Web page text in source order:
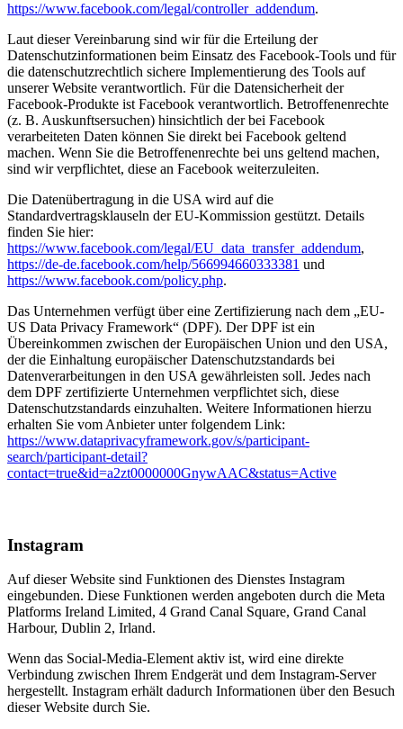
https://www.facebook.com/legal/controller_addendum.
Laut dieser Vereinbarung sind wir für die Erteilung der
Datenschutzinformationen beim Einsatz des Facebook-Tools und für
die datenschutzrechtlich sichere Implementierung des Tools auf
unserer Website verantwortlich. Für die Datensicherheit der
Facebook-Produkte ist Facebook verantwortlich. Betroffenenrechte
(z. B. Auskunftsersuchen) hinsichtlich der bei Facebook
verarbeiteten Daten können Sie direkt bei Facebook geltend
machen. Wenn Sie die Betroffenenrechte bei uns geltend machen,
sind wir verpflichtet, diese an Facebook weiterzuleiten.
Die Datenübertragung in die USA wird auf die
Standardvertragsklauseln der EU-Kommission gestützt. Details
finden Sie hier:
https://www.facebook.com/legal/EU_data_transfer_addendum,
https://de-de.facebook.com/help/566994660333381 und
https://www.facebook.com/policy.php.
Das Unternehmen verfügt über eine Zertifizierung nach dem „EU-
US Data Privacy Framework“ (DPF). Der DPF ist ein
Übereinkommen zwischen der Europäischen Union und den USA,
der die Einhaltung europäischer Datenschutzstandards bei
Datenverarbeitungen in den USA gewährleisten soll. Jedes nach
dem DPF zertifizierte Unternehmen verpflichtet sich, diese
Datenschutzstandards einzuhalten. Weitere Informationen hierzu
erhalten Sie vom Anbieter unter folgendem Link:
https://www.dataprivacyframework.gov/s/participant-
search/participant-detail?
contact=true&id=a2zt0000000GnywAAC&status=Active
Instagram
Auf dieser Website sind Funktionen des Dienstes Instagram
eingebunden. Diese Funktionen werden angeboten durch die Meta
Platforms Ireland Limited, 4 Grand Canal Square, Grand Canal
Harbour, Dublin 2, Irland.
Wenn das Social-Media-Element aktiv ist, wird eine direkte
Verbindung zwischen Ihrem Endgerät und dem Instagram-Server
hergestellt. Instagram erhält dadurch Informationen über den Besuch
dieser Website durch Sie.